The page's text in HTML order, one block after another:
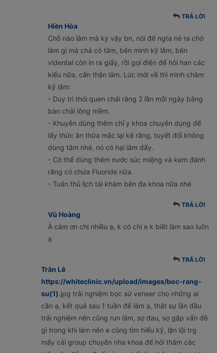
Hiền Hòa
TRẢ LỜI
Chỗ nào làm mà kỳ vậy bn, nói để ngta né ra chớ
làm gì mà chả có tâm, bên mình kỹ lắm, bên
vidental còn in ra giấy, rồi gọi điện để hỏi han các
kiểu nữa, cẩn thận lắm. Lúc mới về thì mình chăm
kỹ lắm:
- Duy trì thói quen chải răng 2 lần mỗi ngày bằng
bàn chải lông mềm.
- Khuyên dùng thêm chỉ y khoa chuyên dụng để
lấy thức ăn thừa mắc lại kẽ răng, tuyết đối không
dùng tâm nhé, nó có hại lắm đấy.
- Có thể dùng thêm nước súc miệng và kem đánh
răng có chứa Fluoride nữa.
- Tuân thủ lịch tái khám bên đa khoa nữa nhé
Vũ Hoàng
TRẢ LỜI
À cảm ơn chị nhiều ạ, k có chị e k biết làm sao luôn
ạ
Trân Lê
TRẢ LỜI
https://whiteclinic.vn/upload/images/boc-rang-
su(1).jpg trải nghiệm bọc sứ veneer cho những ai
cần ạ, kết quả sau 1 tuần để làm ạ, thật sự lần đầu
trải nghiệm nên cũng run lắm, sợ đau, sợ gặp vấn đề
gì trong khi làm nên e cũng tìm hiểu kỹ, lặn lội trg
mấy cái group chuyên nha khoa để hỏi thăm các